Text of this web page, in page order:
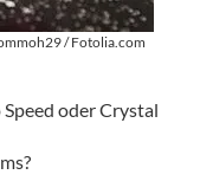
/ Fotolia.com
oder Crystal